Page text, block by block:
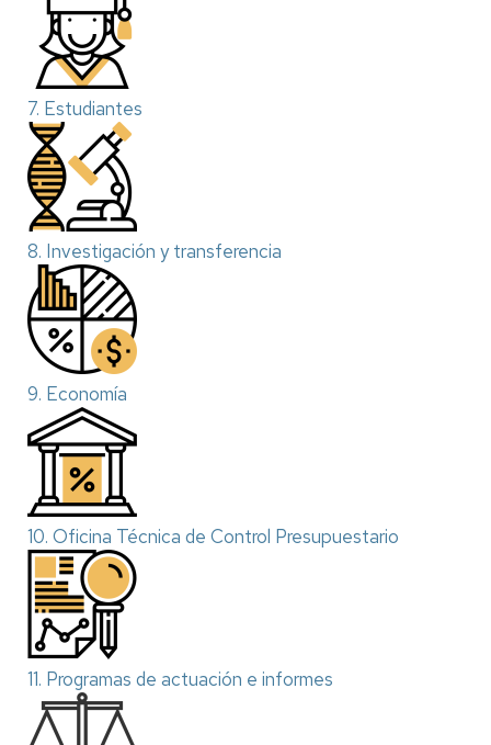
7. Estudiantes
8. Investigación y transferencia
9. Economía
10. Oficina Técnica de Control Presupuestario
11. Programas de actuación e informes